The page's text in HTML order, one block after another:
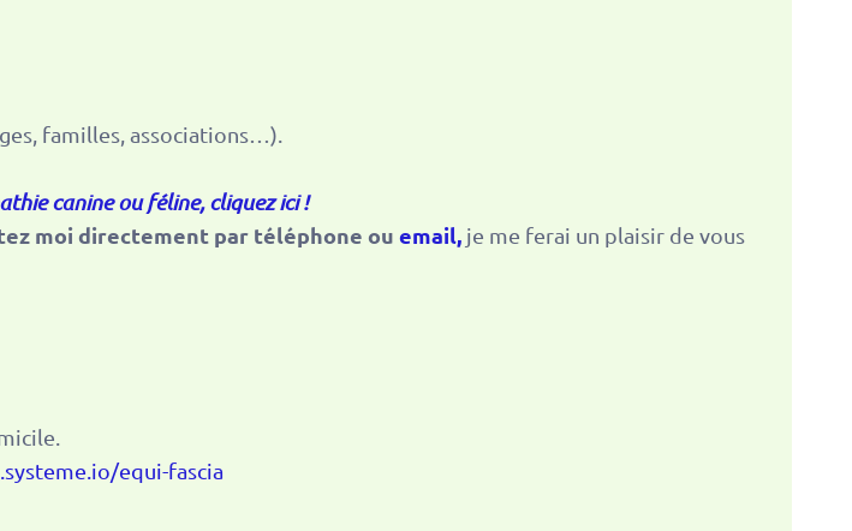
familles, associations…).
canine ou féline, cliquez ici !
moi directement par téléphone ou email, je me ferai un plaisir de vous
equi-fascia